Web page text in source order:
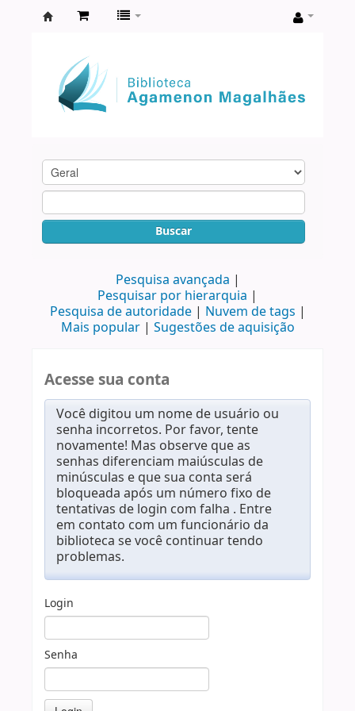
Agamenon
Magalhães
Buscar
Pesquisa avançada
Pesquisar por hierarquia
Pesquisa de autoridade
Nuvem de tags
Mais popular
Sugestões de aquisição
Acesse sua conta
Você digitou um nome de usuário ou
senha incorretos. Por favor, tente
novamente! Mas observe que as
senhas diferenciam maiúsculas de
minúsculas e que sua conta será
bloqueada após um número fixo de
tentativas de login com falha . Entre
em contato com um funcionário da
biblioteca se você continuar tendo
problemas.
Login
Senha